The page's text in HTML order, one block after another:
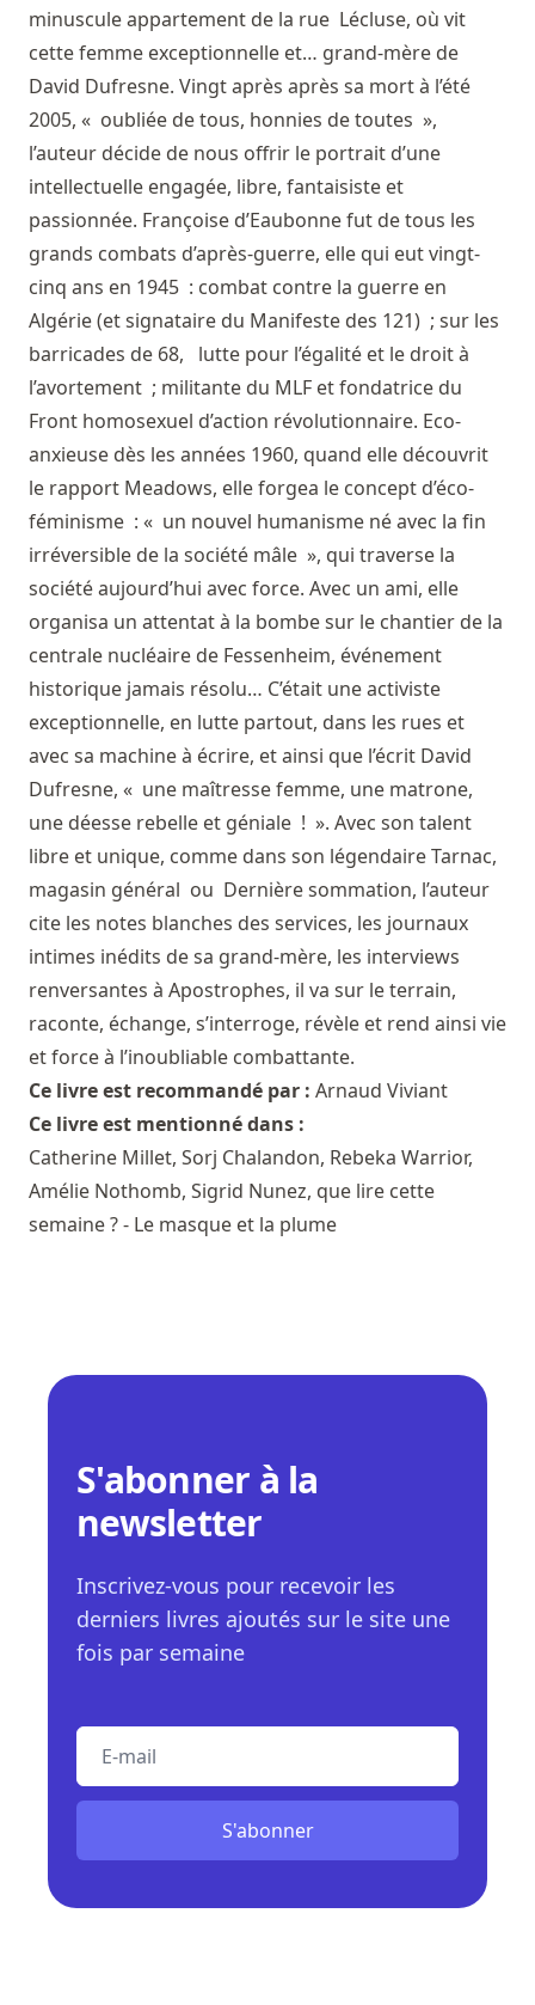
minuscule appartement de la rue Lécluse, où vit
cette femme exceptionnelle et… grand-mère de
David Dufresne. Vingt après après sa mort à l’été
2005, « oubliée de tous, honnies de toutes »,
l’auteur décide de nous offrir le portrait d’une
intellectuelle engagée, libre, fantaisiste et
passionnée. Françoise d’Eaubonne fut de tous les
grands combats d’après-guerre, elle qui eut vingt-
cinq ans en 1945 : combat contre la guerre en
Algérie (et signataire du Manifeste des 121) ; sur les
barricades de 68, lutte pour l’égalité et le droit à
l’avortement ; militante du MLF et fondatrice du
Front homosexuel d’action révolutionnaire. Eco-
anxieuse dès les années 1960, quand elle découvrit
le rapport Meadows, elle forgea le concept d’éco-
féminisme : « un nouvel humanisme né avec la fin
irréversible de la société mâle », qui traverse la
société aujourd’hui avec force. Avec un ami, elle
organisa un attentat à la bombe sur le chantier de la
centrale nucléaire de Fessenheim, événement
historique jamais résolu… C’était une activiste
exceptionnelle, en lutte partout, dans les rues et
avec sa machine à écrire, et ainsi que l’écrit David
Dufresne, « une maîtresse femme, une matrone,
une déesse rebelle et géniale ! ». Avec son talent
libre et unique, comme dans son légendaire Tarnac,
magasin général ou Dernière sommation, l’auteur
cite les notes blanches des services, les journaux
intimes inédits de sa grand-mère, les interviews
renversantes à Apostrophes, il va sur le terrain,
raconte, échange, s’interroge, révèle et rend ainsi vie
et force à l’inoubliable combattante.
Ce livre est recommandé par : Arnaud Viviant
Ce livre est mentionné dans :
Catherine Millet, Sorj Chalandon, Rebeka Warrior,
Amélie Nothomb, Sigrid Nunez, que lire cette
semaine ? - Le masque et la plume
S'abonner à la
newsletter
Inscrivez-vous pour recevoir les
derniers livres ajoutés sur le site une
fois par semaine
E-mail
S'abonner